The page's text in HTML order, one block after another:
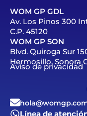
WOM GP GDL
Av. Los Pinos 300
C.P. 45120
WOM GP SON
Blvd. Quiroga Sur
Hermosillo, Sonora
Aviso de privacidad
Línea de